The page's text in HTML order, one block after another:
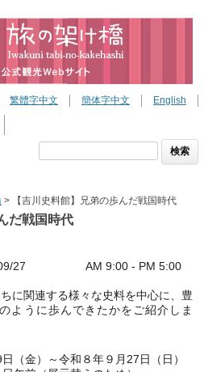
English
簡体字中文
繁體字中文
検
Skip to content
> 【吉川史料館】兄弟の歩んだ戦国時代
だ戦国時代
09/27 AM 9:00 - PM 5:00
に関連する様々な史料を中心に、豊
ように歩んできたかをご紹介しま
（金）～令和８年９月27日（日）